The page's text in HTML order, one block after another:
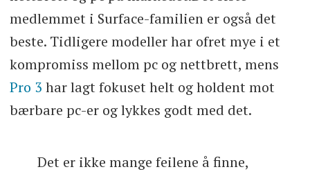
medlemmet i Surface-familien er også det
beste. Tidligere modeller har ofret mye i et
kompromiss mellom pc og nettbrett, mens
Pro 3 har lagt fokuset helt og holdent mot
bærbare pc-er og lykkes godt med det.
Det er ikke mange feilene å finne,